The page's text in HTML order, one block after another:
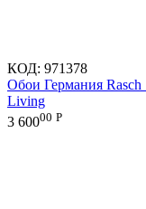
КОД: 971378
Обои Германия
Living
3 60000 Р